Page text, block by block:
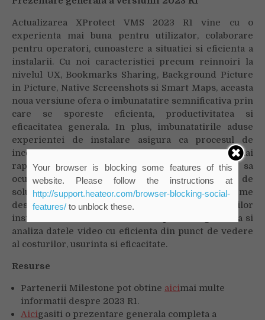
Actualizarea XProtect VMS 2023 R1 vine cu o
experienta mai buna pentru utilizator, colaborare
pentru operatori, cunoastere a situatiei si eficienta a
instalarii. Cu noi caracteristici precum reinnoiri la
nivelul UX, Bookmarks Sharing, Background Picture
in Picture, Native Screenshots si Smart Maps, aceasta
noua versiune ofera o imbunatatire semnificativa prin
care se sporeste eficienta, productivitatea si
eficacitatea generala. In plus, imbunatatirile aduse
experientei de instalare asigura ca procesul de
incepere a utilizarii XProtect este mai simplu si mai
rapid ca niciodata. Milestone Systems continua sa
ocupe pozitia de lider al industriei in furnizarea de
solutii de management video bazate pe platforme
deschise, punand la dispozitia utilizatorilor
instrumentele de care au nevoie pentru a gestiona si
analiza datele video cu eficienta din punct de vedere
al costurilor, usurinta si eficacitate.
Resurse
Partenerii Milestone pot obtine aicimai multe
informatii despre 2023 R1.
Aicigasiti o prezentare generala completa a
Your browser is blocking some features of this
website. Please follow the instructions at
http://support.heateor.com/browser-blocking-social-
features/to unblock these.